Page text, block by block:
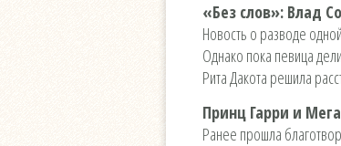
«Без слов»: Влад
Новость о разводе
Однако пока певица
Рита Дакота решила
Принц Гарри и
Ранее прошла